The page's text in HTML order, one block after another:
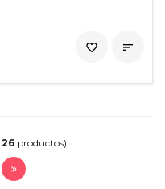

favorite_border
26 productos)